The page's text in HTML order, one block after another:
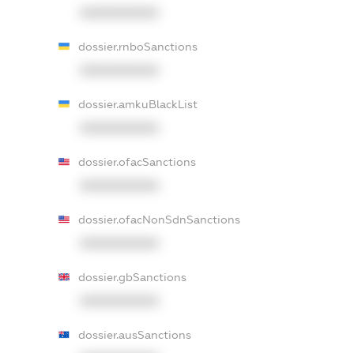
dossier.rnboSanctions
dossier.amkuBlackList
dossier.ofacSanctions
dossier.ofacNonSdnSanctions
dossier.gbSanctions
dossier.ausSanctions